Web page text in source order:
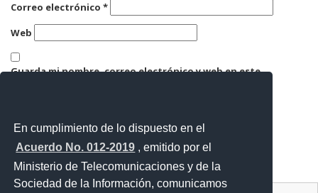
En cumplimiento de lo dispuesto en el
Acuerdo No. 012-2019 , emitido por el
Ministerio de Telecomunicaciones y de la
Sociedad de la Información, comunicamos
Correo electrónico *
Web
Guarda mi nombre, correo electrónico y web en este